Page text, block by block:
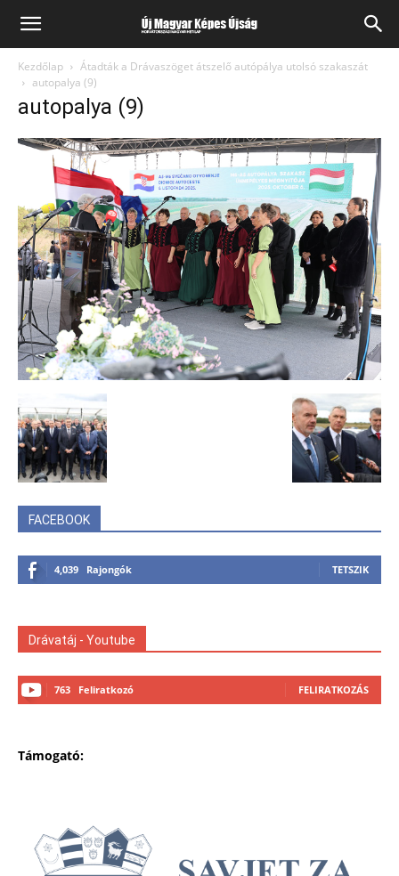
Kezdőlap
Átadták a Drávaszöget átszelő autópálya utolsó szakaszát
autopalya (9)
autopalya (9)
FACEBOOK
4,039 Rajongók TETSZIK
Drávatáj - Youtube
763 Feliratkozó FELIRATKOZÁS
Támogató: